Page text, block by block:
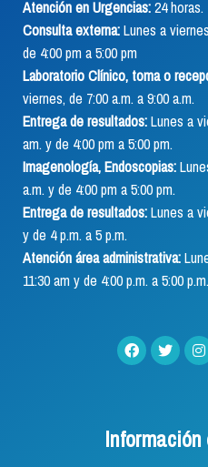
Atención en Urgencias:24 horas.
Consulta externa:Lunes a
de 4:00 pm a 5:00 pm
Laboratorio Clínico, toma o
viernes, de 7:00 a.m. a 9:00 a.m.
Entrega de resultados:Lunes a
am. y de 4:00 pm a 5:00 pm.
Imagenología, Endoscopias:
a.m. y de 4:00 pm a 5:00 pm.
Entrega de resultados:Lunes a
y de 4 p.m. a 5 p.m.
Atención área administrativa:
11:30 am y de 4:00 p.m. a 5:00